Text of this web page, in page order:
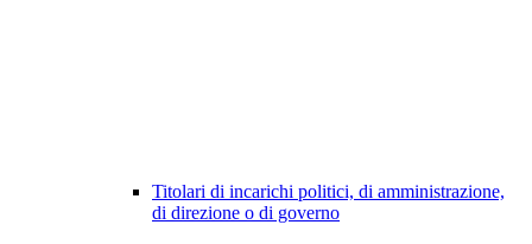
Titolari di incarichi politici, di amministrazione,
di direzione o di governo